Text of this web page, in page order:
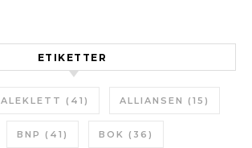
ETIKETTER
ALEKLETT (41) ALLIANSEN (15)
BNP (41) BOK (36)